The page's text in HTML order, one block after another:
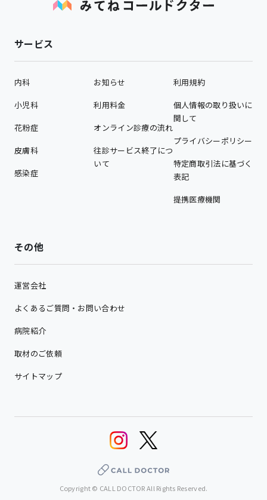
サービス
内科
小児科
花粉症
皮膚科
感染症
お知らせ
利用料金
オンライン診療の流れ
往診サービス終了につ
いて
利用規約
個人情報の取り扱いに
関して
プライバシーポリシー
特定商取引法に基づく
表記
提携医療機関
その他
運営会社
よくあるご質問・お問い合わせ
病院紹介
取材のご依頼
サイトマップ
Copyright © CALL DOCTOR All Rights Reserved.